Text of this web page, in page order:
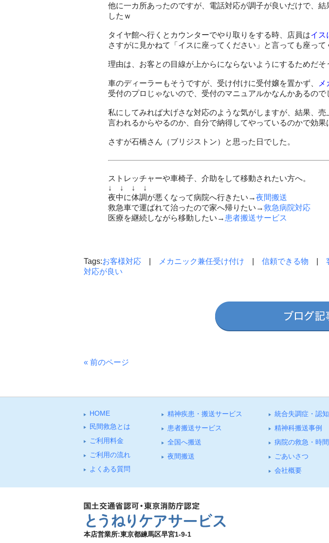
他に一カ所あったのですが、電話対応が調子が良いだけで、
したｗ
タイヤ館へ行くとカウンターでやり取りをする時、店員はイス
さすがに見かねて「イスに座ってください」と言っても座っ
理由は、お客との目線が上からにならないようにするためだそ
車のディーラーもそうですが、受け付けに受付嬢を置かず、
受付のプロじゃないので、受付のマニュアルかなんかあるので
私にしてみれば大げさな対応のような気がしますが、結果、売
言われるからやるのか、自分で納得してやっているのかで効果
さすが石橋さん（ブリジストン）と思った日でした。
ストレッチャーや車椅子、介助をして移動されたい方へ。
↓ ↓ ↓ ↓
夜中に体調が悪くなって病院へ行きたい→夜間搬送
救急車で運ばれて治ったので家へ帰りたい→救急病院対応
医療を継続しながら移動したい→ 患者搬送サービス
Tags:お客様対応 メカニック兼任受け付け 信頼できる物
対応が良い
« 前のページ
HOME
⺠間救急とは
ご利⽤料⾦
ご利⽤の流れ
よくある質問
精神疾患・搬送サービス
患者搬送サービス
全国へ搬送
夜間搬送
統合失調症・認
精神科搬送事例
病院の救急・時
ごあいさつ
会社概要
本店営業所:東京都練馬区早宮1-9-1